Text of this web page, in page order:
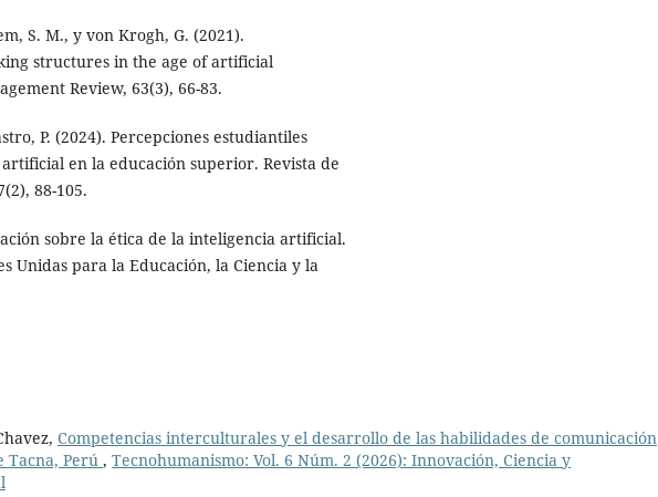
S. M., y von Krogh, G. (2021).
structures in the age of artificial
Review, 63(3), 66-83.
P. (2024). Percepciones estudiantiles
en la educación superior. Revista de
88-105.
sobre la ética de la inteligencia artificial.
Unidas para la Educación, la Ciencia y la
Competencias interculturales y el desarrollo de las habilidades de comunicación
Tacna, Perú , Tecnohumanismo: Vol. 6 Núm. 2 (2026): Innovación, Ciencia y